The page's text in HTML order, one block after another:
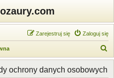
Zaloguj się
Zarejestruj się
z
ochrony danych osobowych